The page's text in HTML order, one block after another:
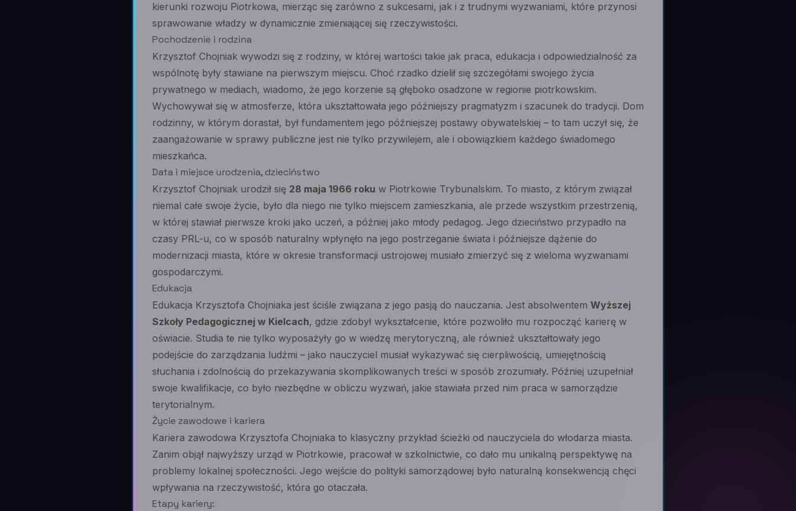
kierunki rozwoju Piotrkowa, mierząc się zarówno z sukcesami, jak i z trudnymi wyzwaniami, które przynosi
sprawowanie władzy w dynamicznie zmieniającej się rzeczywistości.
Pochodzenie i rodzina
Krzysztof Chojniak wywodzi się z rodziny, w której wartości takie jak praca, edukacja i odpowiedzialność za
wspólnotę były stawiane na pierwszym miejscu. Choć rzadko dzielił się szczegółami swojego życia
prywatnego w mediach, wiadomo, że jego korzenie są głęboko osadzone w regionie piotrkowskim.
Wychowywał się w atmosferze, która ukształtowała jego późniejszy pragmatyzm i szacunek do tradycji. Dom
rodzinny, w którym dorastał, był fundamentem jego późniejszej postawy obywatelskiej – to tam uczył się, że
zaangażowanie w sprawy publiczne jest nie tylko przywilejem, ale i obowiązkiem każdego świadomego
mieszkańca.
Data i miejsce urodzenia, dzieciństwo
Krzysztof Chojniak urodził się 28 maja 1966 roku w Piotrkowie Trybunalskim. To miasto, z którym związał
niemal całe swoje życie, było dla niego nie tylko miejscem zamieszkania, ale przede wszystkim przestrzenią,
w której stawiał pierwsze kroki jako uczeń, a później jako młody pedagog. Jego dzieciństwo przypadło na
czasy PRL-u, co w sposób naturalny wpłynęło na jego postrzeganie świata i późniejsze dążenie do
modernizacji miasta, które w okresie transformacji ustrojowej musiało zmierzyć się z wieloma wyzwaniami
gospodarczymi.
Edukacja
Edukacja Krzysztofa Chojniaka jest ściśle związana z jego pasją do nauczania. Jest absolwentem Wyższej
Szkoły Pedagogicznej w Kielcach, gdzie zdobył wykształcenie, które pozwoliło mu rozpocząć karierę w
oświacie. Studia te nie tylko wyposażyły go w wiedzę merytoryczną, ale również ukształtowały jego
podejście do zarządzania ludźmi – jako nauczyciel musiał wykazywać się cierpliwością, umiejętnością
słuchania i zdolnością do przekazywania skomplikowanych treści w sposób zrozumiały. Później uzupełniał
swoje kwalifikacje, co było niezbędne w obliczu wyzwań, jakie stawiała przed nim praca w samorządzie
terytorialnym.
Życie zawodowe i kariera
Kariera zawodowa Krzysztofa Chojniaka to klasyczny przykład ścieżki od nauczyciela do włodarza miasta.
Zanim objął najwyższy urząd w Piotrkowie, pracował w szkolnictwie, co dało mu unikalną perspektywę na
problemy lokalnej społeczności. Jego wejście do polityki samorządowej było naturalną konsekwencją chęci
wpływania na rzeczywistość, która go otaczała.
Etapy kariery: